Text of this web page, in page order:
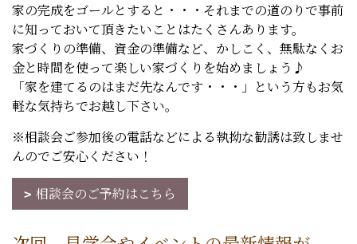
家の完成をゴールとすると・・・それまでの道のりで事前
に知っておいて頂きたいことはたくさんあります。
家づくりの準備、資金の準備など、かしこく、無駄なくお
金と時間を使って楽しい家づくりを始めましょう♪
「家を建てるのはまだ先なんです・・・」という方もお気
軽な気持ちでお越し下さい。
※相談会ご参加後の電話などによる執拗な勧誘は致しませ
んのでご安心ください！
相談会のご予約はこちら